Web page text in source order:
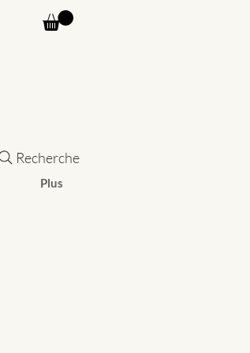
Recherche
Plus
selon 2 avis